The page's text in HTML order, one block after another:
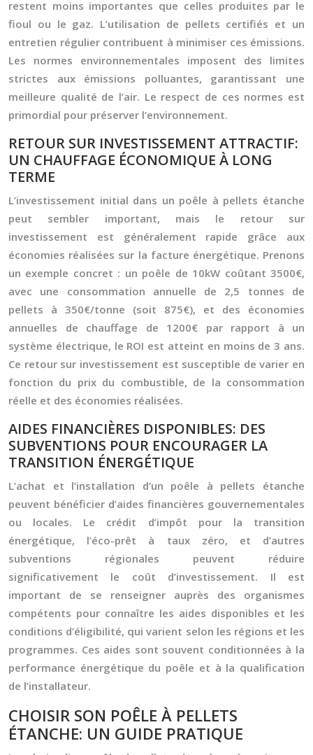
restent moins importantes que celles produites par le
fioul ou le gaz. L’utilisation de pellets certifiés et un
entretien régulier contribuent à minimiser ces émissions.
Les normes environnementales imposent des limites
strictes aux émissions polluantes, garantissant une
meilleure qualité de l’air. Le respect de ces normes est
primordial pour préserver l’environnement.
RETOUR SUR INVESTISSEMENT ATTRACTIF:
UN CHAUFFAGE ÉCONOMIQUE À LONG
TERME
L’investissement initial dans un poêle à pellets étanche
peut sembler important, mais le retour sur
investissement est généralement rapide grâce aux
économies réalisées sur la facture énergétique. Prenons
un exemple concret : un poêle de 10kW coûtant 3500€,
avec une consommation annuelle de 2,5 tonnes de
pellets à 350€/tonne (soit 875€), et des économies
annuelles de chauffage de 1200€ par rapport à un
système électrique, le ROI est atteint en moins de 3 ans.
Ce retour sur investissement est susceptible de varier en
fonction du prix du combustible, de la consommation
réelle et des économies réalisées.
AIDES FINANCIÈRES DISPONIBLES: DES
SUBVENTIONS POUR ENCOURAGER LA
TRANSITION ÉNERGÉTIQUE
L’achat et l’installation d’un poêle à pellets étanche
peuvent bénéficier d’aides financières gouvernementales
ou locales. Le crédit d’impôt pour la transition
énergétique, l’éco-prêt à taux zéro, et d’autres
subventions régionales peuvent réduire
significativement le coût d’investissement. Il est
important de se renseigner auprès des organismes
compétents pour connaître les aides disponibles et les
conditions d’éligibilité, qui varient selon les régions et les
programmes. Ces aides sont souvent conditionnées à la
performance énergétique du poêle et à la qualification
de l’installateur.
CHOISIR SON POÊLE À PELLETS
ÉTANCHE: UN GUIDE PRATIQUE